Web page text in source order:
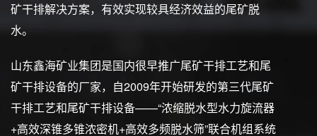
矿干排解决方案，有效实现较具经济效益的尾矿脱
水。
山东鑫海矿业集团是国内很早推广尾矿干排工艺和尾
矿干排设备的厂家，自2009年开始研发的第三代尾矿
干排工艺和尾矿干排设备——“浓缩脱水型水力旋流器
+高效深锥多锥浓密机+高效多频脱水筛”联合机组系统